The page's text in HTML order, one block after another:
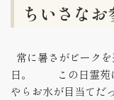
ちいさなお
常に暑さがピーク
日。 この日霊苑に
やらお水が目当て